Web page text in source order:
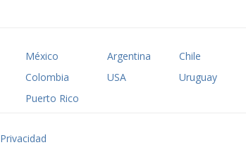
México Argentina
Chile
Colombia
USA
Uruguay
Puerto Rico
Privacidad